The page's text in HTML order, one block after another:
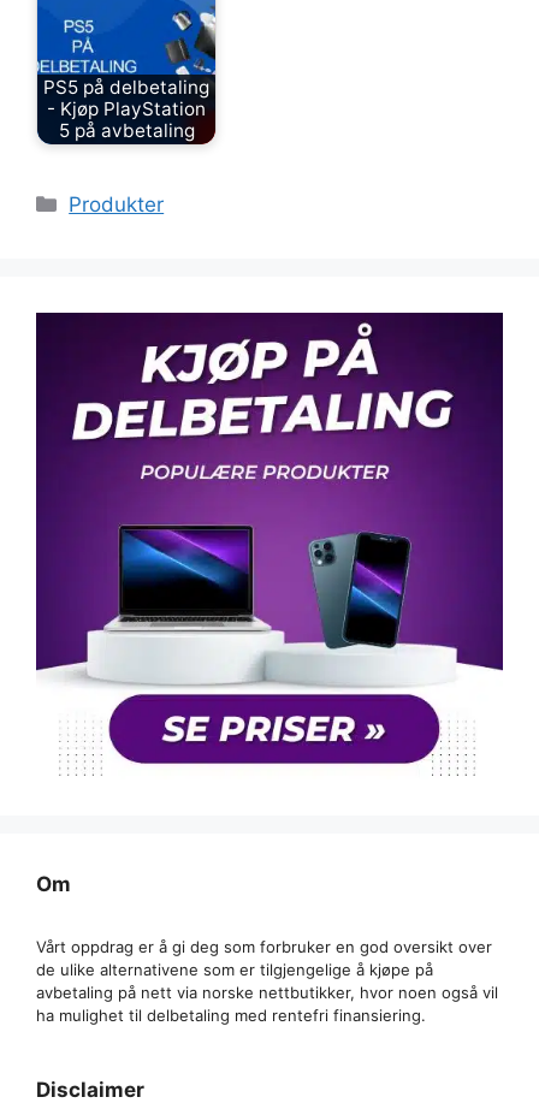
PS5 på delbetaling
- Kjøp PlayStation
5 på avbetaling
Kategorier
Produkter
Om
Vårt oppdrag er å gi deg som forbruker en god oversikt over
de ulike alternativene som er tilgjengelige å kjøpe på
avbetaling på nett via norske nettbutikker, hvor noen også vil
ha mulighet til delbetaling med rentefri finansiering.
Disclaimer